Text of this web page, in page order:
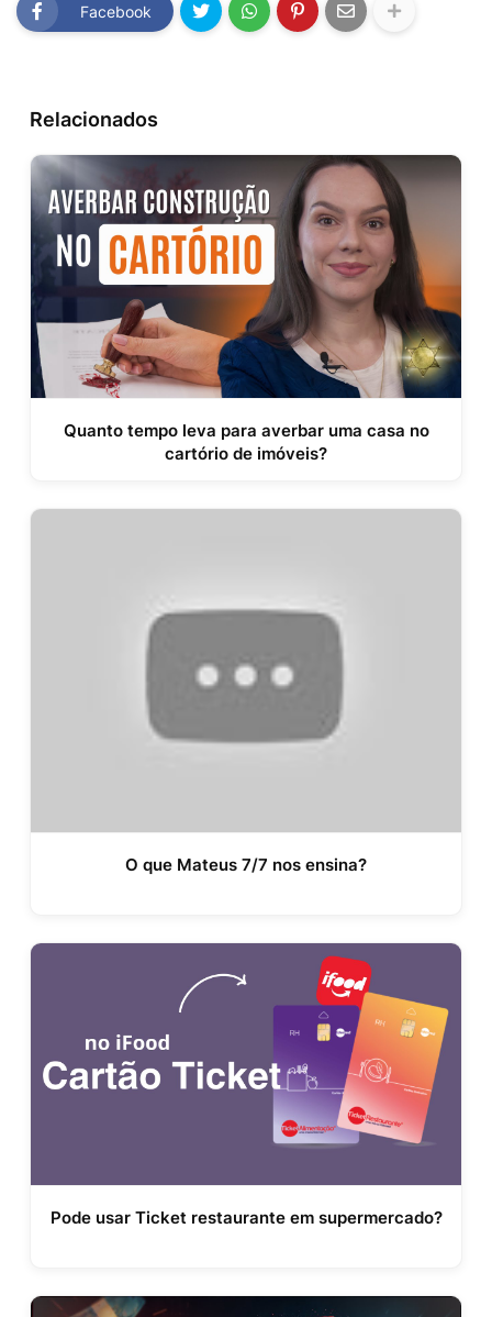
Facebook
Relacionados
Quanto tempo leva para averbar uma casa no
cartório de imóveis?
O que Mateus 7/7 nos ensina?
Pode usar Ticket restaurante em supermercado?